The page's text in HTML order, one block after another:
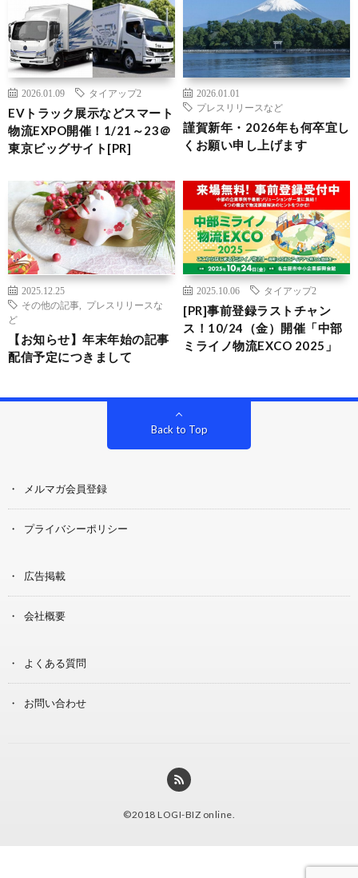
2026.01.09 タイアップ2
EVトラック展示などスマート
物流EXPO開催！1/21～23＠
東京ビッグサイト[PR]
2026.01.01
プレスリリースなど
謹賀新年・2026年も何卒宜し
くお願い申し上げます
2025.12.25
その他の記事
プレスリリースな
ど
【お知らせ】年末年始の記事
配信予定につきまして
2025.10.06 タイアップ2
[PR]事前登録ラストチャン
ス！10/24（金）開催「中部
ミライノ物流EXCO 2025」
Back to Top
メルマガ会員登録
プライバシーポリシー
広告掲載
会社概要
よくある質問
お問い合わせ
©2018 LOGI-BIZ online